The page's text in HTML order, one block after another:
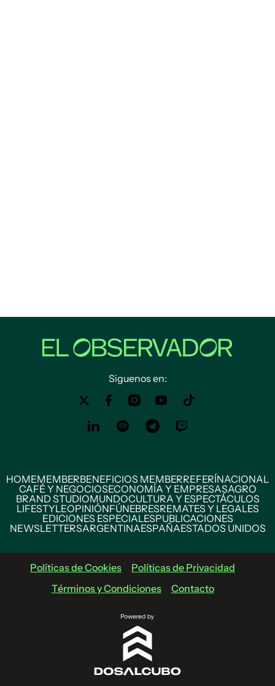
Siguenos en:
HOMEMEMBERBENEFICIOS MEMBERREFERÍNACIONAL
CAFÉ Y NEGOCIOSECONOMÍA Y EMPRESASAGRO
BRAND STUDIOMUNDOCULTURA Y ESPECTÁCULOS
LIFESTYLEOPINIÓNFÚNEBRESREMATES Y LEGALES
EDICIONES ESPECIALESPUBLICACIONES
NEWSLETTERSARGENTINAESPAÑAESTADOS UNIDOS
Políticas de Cookies
Políticas de Privacidad
Términos y Condiciones
Contacto